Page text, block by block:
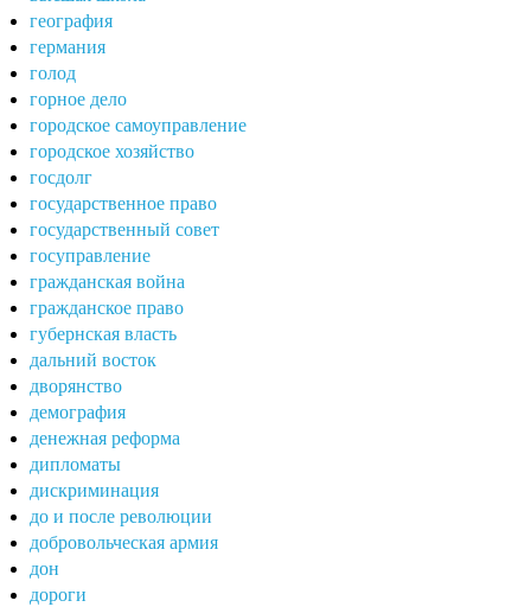
география
германия
голод
горное дело
городское самоуправление
городское хозяйство
госдолг
государственное право
государственный совет
госуправление
гражданская война
гражданское право
губернская власть
дальний восток
дворянство
демография
денежная реформа
дипломаты
дискриминация
до и после революции
добровольческая армия
дон
дороги